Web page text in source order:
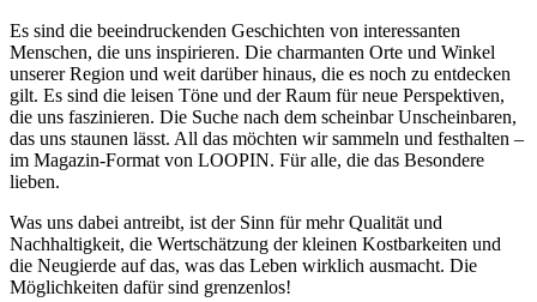
Es sind die beeindruckenden Geschichten von interessanten
Menschen, die uns inspirieren. Die charmanten Orte und Winkel
unserer Region und weit darüber hinaus, die es noch zu entdecken
gilt. Es sind die leisen Töne und der Raum für neue Perspektiven,
die uns faszinieren. Die Suche nach dem scheinbar Unscheinbaren,
das uns staunen lässt. All das möchten wir sammeln und festhalten –
im Magazin-Format von LOOPIN. Für alle, die das Besondere
lieben.
Was uns dabei antreibt, ist der Sinn für mehr Qualität und
Nachhaltigkeit, die Wertschätzung der kleinen Kostbarkeiten und
die Neugierde auf das, was das Leben wirklich ausmacht. Die
Möglichkeiten dafür sind grenzenlos!